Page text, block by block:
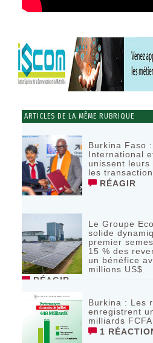
ARTICLES DE LA MÊME RUBRIQUE
Burkina Faso
International
unissent
les
RÉAGIR
Le Groupe
solide
premier
15 % des
un bénéfice
millions US$
RÉAGIR
Burkina : Les
enregistrent
milliards
1